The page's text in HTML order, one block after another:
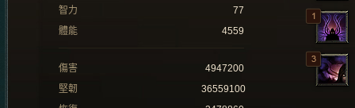
智力
77
體能
4559
傷害
4947200
堅韌
36559100